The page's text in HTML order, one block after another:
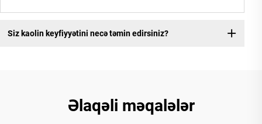
Siz kaolin keyfiyyətini necə təmin edirsiniz?
Əlaqəli məqalələr